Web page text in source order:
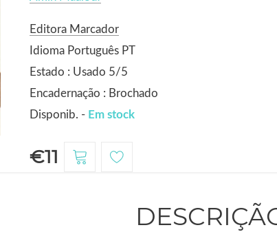
Editora Marcador
Idioma Português PT
Estado : Usado 5/5
Encadernação : Brochado
Disponib. - Em stock
€11